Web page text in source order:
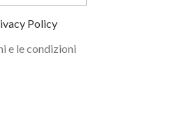
Policy
e le condizioni